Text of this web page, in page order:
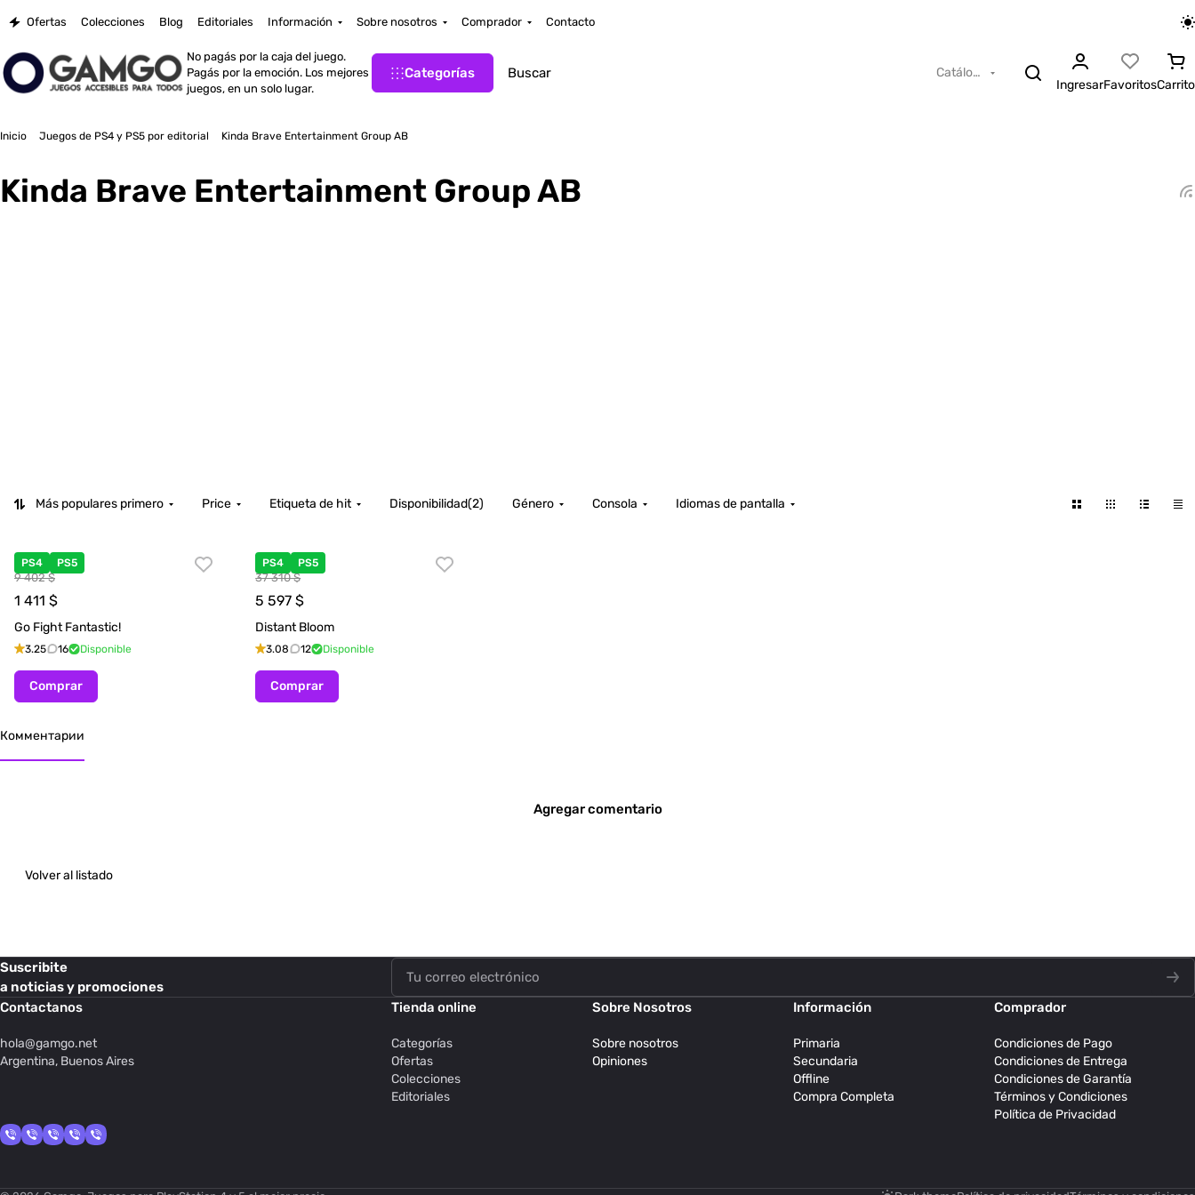
Ofertas Colecciones Blog Editoriales Información Sobre nosotros Comprador Contacto
No pagás por la caja del juego.
Pagás por la emoción. Los mejores
juegos, en un solo lugar.
Categorías
Catálogo
IngresarFavoritosCarrito
Inicio Juegos de PS4 y PS5 por editorial Kinda Brave Entertainment Group AB
Kinda Brave Entertainment Group AB
Más populares primero Price Etiqueta de hit Disponibilidad(2) Género Consola Idiomas de pantalla
PS4 PS5
9 402 $
1 411 $
Go Fight Fantastic!
3.25 16 Disponible
Comprar
PS4 PS5
37 310 $
5 597$
Distant Bloom
3.08 12 Disponible
Comprar
Комментарии
Agregar comentario
Volver al listado
Suscribite
a noticias y promociones
Contactanos
hola@gamgo.net
Argentina, Buenos Aires
Tienda online
Categorías
Ofertas
Colecciones
Editoriales
Sobre Nosotros
Sobre nosotros
Opiniones
Información
Primaria
Secundaria
Offline
Compra Completa
Comprador
Condiciones de Pago
Condiciones de Entrega
Condiciones de Garantía
Términos y Condiciones
Política de Privacidad